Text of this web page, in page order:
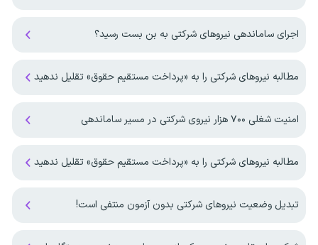
اجرای ساماندهی نیروهای شرکتی به بن بست رسید؟
مطالبه نیروهای شرکتی را به «پرداخت مستقیم حقوق» تقلیل ندهید
امنیت شغلی ۷۰۰ هزار نیروی شرکتی در مسیر ساماندهی
مطالبه نیروهای شرکتی را به «پرداخت مستقیم حقوق» تقلیل ندهید
تبدیل وضعیت نیروهای شرکتی بدون آزمون منتفی است!